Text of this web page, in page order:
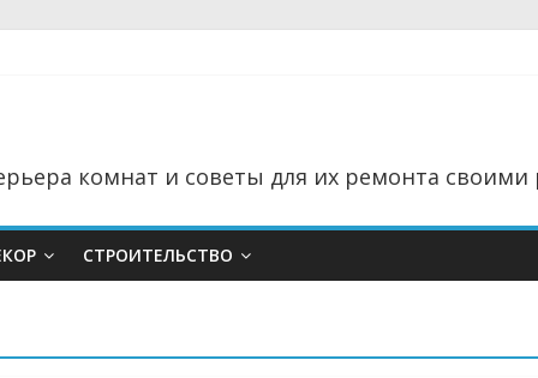
комнат и советы для их ремонта
СТРОИТЕЛЬСТВО